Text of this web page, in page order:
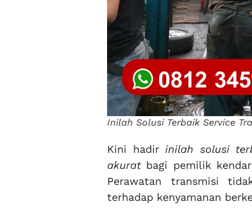
Inilah Solusi Terbaik Service
Kini hadir inilah solusi
akuratbagi pemilik
Perawatan transmisi
terhadap kenyamanan